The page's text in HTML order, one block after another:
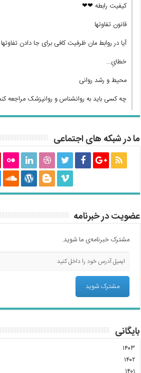
کیفیت رابطه ❤❤
قانون تفاوتها
آیا در روابط مان ظرفیت کافی برای جا دادن
خطایِ…
محیط و رشد روانی
چه کسی باید به روانشناس و روانپزشک مراجعه
ما در شبکه های اجتماعی
عضویت در خبرنامه
مشترک خبرنامه‌ی ما شوید.
بایگانی
۱۴۰۳
۱۴۰۲